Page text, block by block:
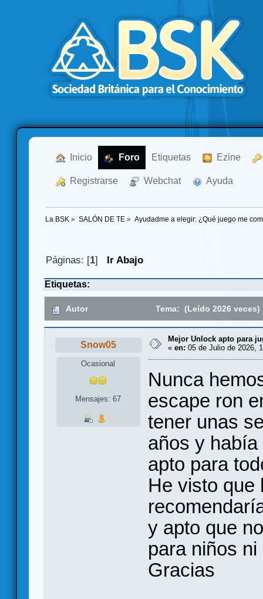
Inicio Foro Etiquetas Ezine
Registrarse Webchat Ayuda
La BSK » SALÓN DE TE » Ayudadme a elegir: ¿Qué juego me
Páginas: [1] Ir Abajo
Etiquetas:
Autor Tema: (Leído 2026 veces)
Snow05
Ocasional
Mensajes: 67
Mejor Unlock apto para
« en: 05 de Julio de 2026,
Nunca
escape ron
tener unas
años y
apto para
He visto que
y apto que
para niños
Gracias